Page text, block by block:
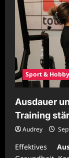
Sport & Hobby
Ausdauer
Training
Audrey
Effektives